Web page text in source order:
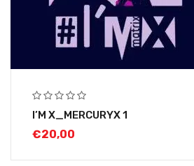
I’M X_MERCURYX 1
€20,00